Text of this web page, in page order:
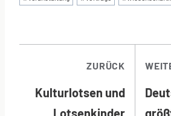
ZURÜCK
Kulturlotsen und
Lotsenkinder